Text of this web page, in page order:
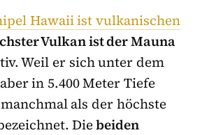
Hawaii ist vulkanischen
Vulkan ist der Mauna
Weil er sich unter dem
in 5.400 Meter Tiefe
als der höchste
Diebeiden